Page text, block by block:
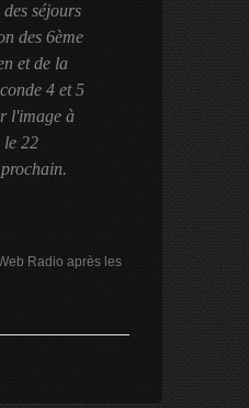
séjours
des 6ème
et de la
4 et 5
l'image à
le 22
Radio après les